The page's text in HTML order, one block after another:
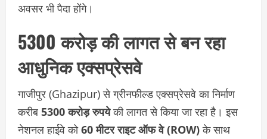
अवसर भी पैदा होंगे।
5300 करोड़ की लागत से बन रहा
आधुनिक एक्सप्रेसवे
गाजीपुर (Ghazipur) से ग्रीनफील्ड एक्सप्रेसवे का निर्माण
करीब 5300 करोड़ रुपयेकी लागत से किया जा रहा है। इस
नेशनल हाईवे को60 मीटर राइट ऑफ वे (ROW)के साथ